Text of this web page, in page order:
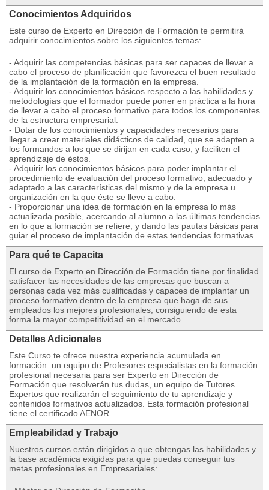
Conocimientos Adquiridos
Este curso de Experto en Dirección de Formación te permitirá
adquirir conocimientos sobre los siguientes temas:
- Adquirir las competencias básicas para ser capaces de llevar a
cabo el proceso de planificación que favorezca el buen resultado
de la implantación de la formación en la empresa.
- Adquirir los conocimientos básicos respecto a las habilidades y
metodologías que el formador puede poner en práctica a la hora
de llevar a cabo el proceso formativo para todos los componentes
de la estructura empresarial.
- Dotar de los conocimientos y capacidades necesarios para
llegar a crear materiales didácticos de calidad, que se adapten a
los formandos a los que se dirijan en cada caso, y faciliten el
aprendizaje de éstos.
- Adquirir los conocimientos básicos para poder implantar el
procedimiento de evaluación del proceso formativo, adecuado y
adaptado a las características del mismo y de la empresa u
organización en la que éste se lleve a cabo.
- Proporcionar una idea de formación en la empresa lo más
actualizada posible, acercando al alumno a las últimas tendencias
en lo que a formación se refiere, y dando las pautas básicas para
guiar el proceso de implantación de estas tendencias formativas.
Para qué te Capacita
El curso de Experto en Dirección de Formación tiene por finalidad
satisfacer las necesidades de las empresas que buscan a
personas cada vez más cualificadas y capaces de implantar un
proceso formativo dentro de la empresa que haga de sus
empleados los mejores profesionales, consiguiendo de esta
forma la mayor competitividad en el mercado.
Detalles Adicionales
Este Curso te ofrece nuestra experiencia acumulada en
formación: un equipo de Profesores especialistas en la formación
profesional necesaria para ser Experto en Dirección de
Formación que resolverán tus dudas, un equipo de Tutores
Expertos que realizarán el seguimiento de tu aprendizaje y
contenidos formativos actualizados. Esta formación profesional
tiene el certificado AENOR
Empleabilidad y Trabajo
Nuestros cursos están dirigidos a que obtengas las habilidades y
la base académica exigidas para que puedas conseguir tus
metas profesionales en Empresariales: